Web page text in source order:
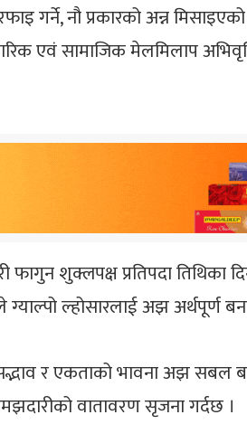
गर्ने, नौ प्रकारको अन्न
एवं सामाजिक मेलमिलाप
फागुन शुक्लपक्ष प्रतिपदा तिथिका
ल्होसारलाई अझ अर्थपूर्ण
र एकताको भावना अझ सबल
वातावरण सृजना गर्दछ ।